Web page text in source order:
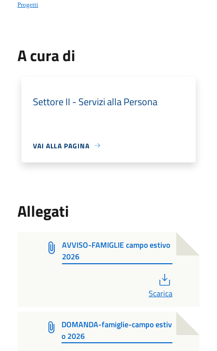
Progetti
A cura di
Settore II - Servizi alla Persona
VAI ALLA PAGINA
Allegati
AVVISO-FAMIGLIE campo estivo
2026
Scarica
DOMANDA-famiglie-campo estiv
o 2026